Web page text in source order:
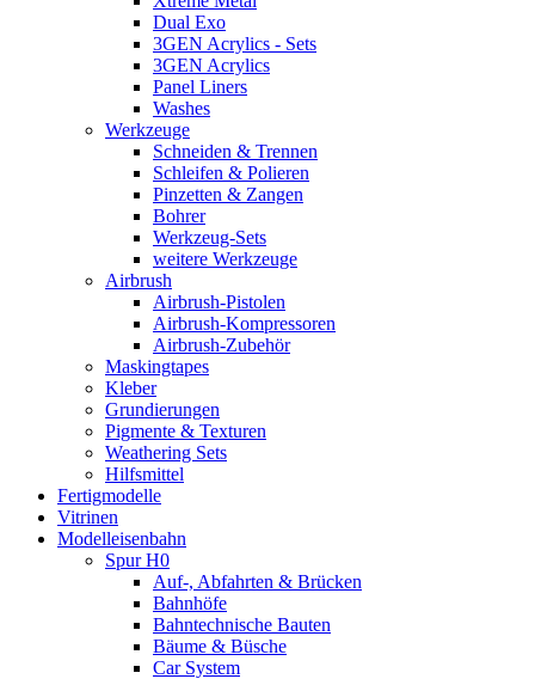
Dual Exo
3GEN Acrylics - Sets
3GEN Acrylics
Panel Liners
Washes
Werkzeuge
Schneiden & Trennen
Schleifen & Polieren
Pinzetten & Zangen
Bohrer
Werkzeug-Sets
weitere Werkzeuge
Airbrush
Airbrush-Pistolen
Airbrush-Kompressoren
Airbrush-Zubehör
Maskingtapes
Kleber
Grundierungen
Pigmente & Texturen
Weathering Sets
Hilfsmittel
Fertigmodelle
Vitrinen
Modelleisenbahn
Spur H0
Auf-, Abfahrten & Brücken
Bahnhöfe
Bahntechnische Bauten
Bäume & Büsche
Car System